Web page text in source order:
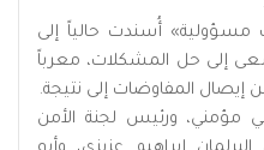
أُسندت حالياً إلى
إلى حل المشكلات، معرباً
إيصال المفاوضات إلى نتيجة.
مؤمني، ورئيس لجنة الأمن